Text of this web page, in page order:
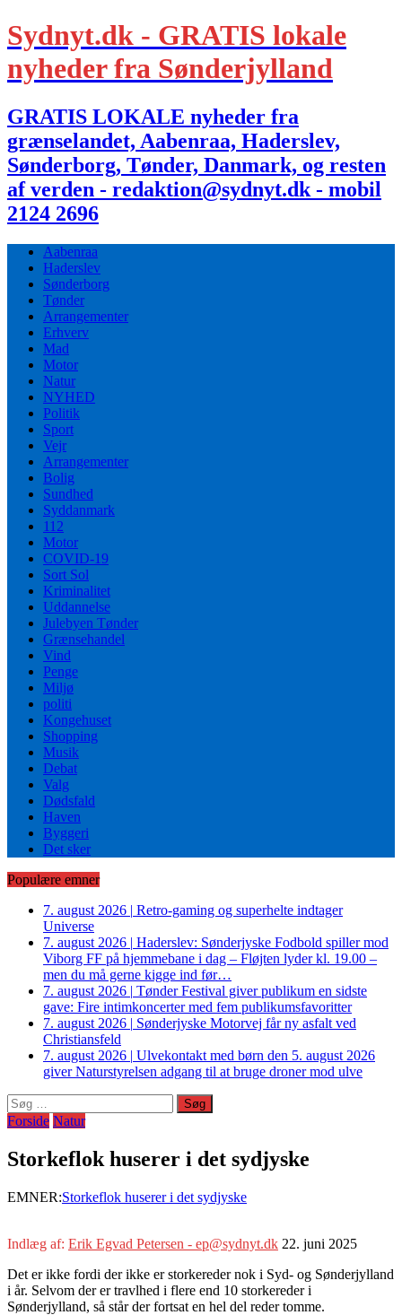
Sydnyt.dk - GRATIS lokale
nyheder fra Sønderjylland
GRATIS LOKALE nyheder fra
grænselandet, Aabenraa, Haderslev,
Sønderborg, Tønder, Danmark, og resten
af verden - redaktion@sydnyt.dk - mobil
2124 2696
Aabenraa
Haderslev
Sønderborg
Tønder
Arrangementer
Erhverv
Mad
Motor
Natur
NYHED
Politik
Sport
Vejr
Arrangementer
Bolig
Sundhed
Syddanmark
112
Motor
COVID-19
Sort Sol
Kriminalitet
Uddannelse
Julebyen Tønder
Grænsehandel
Vind
Penge
Miljø
politi
Kongehuset
Shopping
Musik
Debat
Valg
Dødsfald
Haven
Byggeri
Det sker
Populære emner
7. august 2026 | Retro-gaming og superhelte indtager
Universe
7. august 2026 | Haderslev: Sønderjyske Fodbold spiller mod
Viborg FF på hjemmebane i dag – Fløjten lyder kl. 19.00 –
men du må gerne kigge ind før…
7. august 2026 | Tønder Festival giver publikum en sidste
gave: Fire intimkoncerter med fem publikumsfavoritter
7. august 2026 | Sønderjyske Motorvej får ny asfalt ved
Christiansfeld
7. august 2026 | Ulvekontakt med børn den 5. august 2026
giver Naturstyrelsen adgang til at bruge droner mod ulve
Søg
efter:
Forside Natur
Storkeflok huserer i det sydjyske
EMNER:Storkeflok huserer i det sydjyske
Indlæg af: Erik Egvad Petersen - ep@sydnyt.dk 22. juni 2025
Det er ikke fordi der ikke er storkereder nok i Syd- og Sønderjylland
i år. Selvom der er travlhed i flere end 10 storkereder i
Sønderjylland, så står der fortsat en hel del reder tomme.